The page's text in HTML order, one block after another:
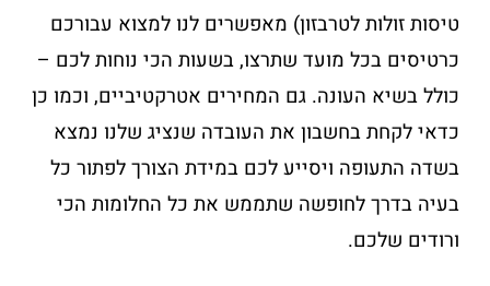
טיסות זולות לטרבזון) מאפשרים לנו למצוא עבורכם
כרטיסים בכל מועד שתרצו, בשעות הכי נוחות לכם –
כולל בשיא העונה. גם המחירים אטרקטיביים, וכמו כן
כדאי לקחת בחשבון את העובדה שנציג שלנו נמצא
בשדה התעופה ויסייע לכם במידת הצורך לפתור כל
בעיה בדרך לחופשה שתממש את כל החלומות הכי
ורודים שלכם.